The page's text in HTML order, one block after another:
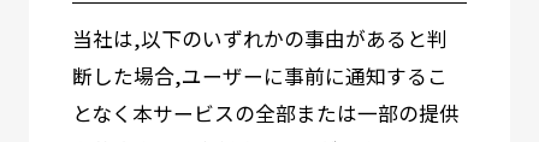
当社は,以下のいずれかの事由があると判
断した場合,ユーザーに事前に通知するこ
となく本サービスの全部または一部の提供